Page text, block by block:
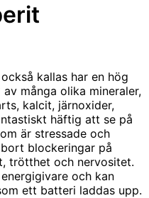
kallas har en hög
många olika mineraler,
kalcit, järnoxider,
häftig att se på
är stressade och
blockeringar på
trötthet och nervositet.
och kan
ett batteri laddas upp.